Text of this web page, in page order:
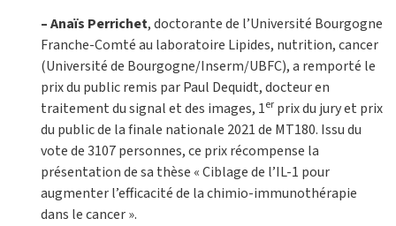
– Anaïs Perrichet, doctorante de l’Université Bourgogne
Franche-Comté au laboratoire Lipides, nutrition, cancer
(Université de Bourgogne/Inserm/UBFC), a remporté le
prix du public remis par Paul Dequidt, docteur en
traitement du signal et des images, 1er prix du jury et prix
du public de la finale nationale 2021 de MT180. Issu du
vote de 3107 personnes, ce prix récompense la
présentation de sa thèse « Ciblage de l’IL-1 pour
augmenter l’efficacité de la chimio-immunothérapie
dans le cancer ».